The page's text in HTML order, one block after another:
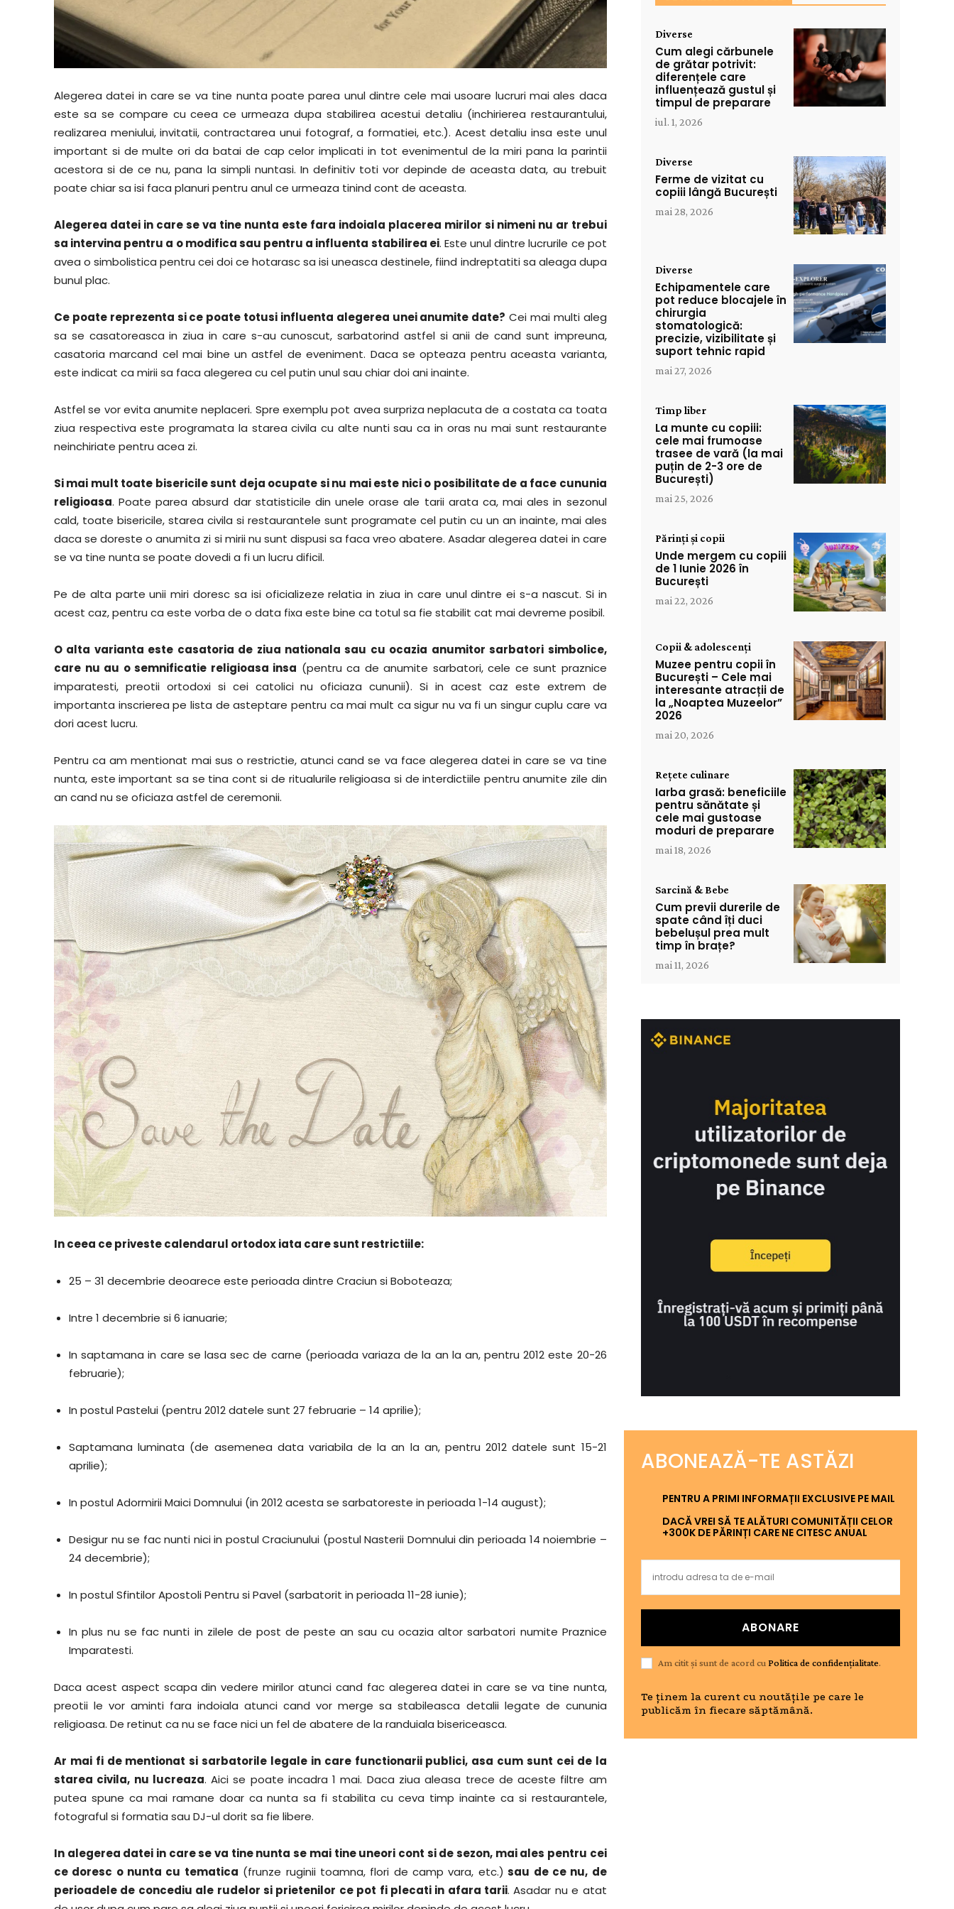
Alegerea datei in care se va tine nunta poate parea unul dintre cele mai usoare lucruri mai ales daca
este sa se compare cu ceea ce urmeaza dupa stabilirea acestui detaliu (inchirierea restaurantului,
realizarea meniului, invitatii, contractarea unui fotograf, a formatiei, etc.). Acest detaliu insa este unul
important si de multe ori da batai de cap celor implicati in tot evenimentul de la miri pana la parintii
acestora si de ce nu, pana la simpli nuntasi. In definitiv toti vor depinde de aceasta data, au trebuit
poate chiar sa isi faca planuri pentru anul ce urmeaza tinind cont de aceasta.
Alegerea datei in care se va tine nunta este fara indoiala placerea mirilor si nimeni nu ar trebui
sa intervina pentru a o modifica sau pentru a influenta stabilirea ei. Este unul dintre lucrurile ce pot
avea o simbolistica pentru cei doi ce hotarasc sa isi uneasca destinele, fiind indreptatiti sa aleaga dupa
bunul plac.
Ce poate reprezenta si ce poate totusi influenta alegerea unei anumite date? Cei mai multi aleg
sa se casatoreasca in ziua in care s-au cunoscut, sarbatorind astfel si anii de cand sunt impreuna,
casatoria marcand cel mai bine un astfel de eveniment. Daca se opteaza pentru aceasta varianta,
este indicat ca mirii sa faca alegerea cu cel putin unul sau chiar doi ani inainte.
Astfel se vor evita anumite neplaceri. Spre exemplu pot avea surpriza neplacuta de a costata ca toata
ziua respectiva este programata la starea civila cu alte nunti sau ca in oras nu mai sunt restaurante
neinchiriate pentru acea zi.
Si mai mult toate bisericile sunt deja ocupate si nu mai este nici o posibilitate de a face cununia
religioasa. Poate parea absurd dar statisticile din unele orase ale tarii arata ca, mai ales in sezonul
cald, toate bisericile, starea civila si restaurantele sunt programate cel putin cu un an inainte, mai ales
daca se doreste o anumita zi si mirii nu sunt dispusi sa faca vreo abatere. Asadar alegerea datei in care
se va tine nunta se poate dovedi a fi un lucru dificil.
Pe de alta parte unii miri doresc sa isi oficializeze relatia in ziua in care unul dintre ei s-a nascut. Si in
acest caz, pentru ca este vorba de o data fixa este bine ca totul sa fie stabilit cat mai devreme posibil.
O alta varianta este casatoria de ziua nationala sau cu ocazia anumitor sarbatori simbolice,
care nu au o semnificatie religioasa insa (pentru ca de anumite sarbatori, cele ce sunt praznice
imparatesti, preotii ortodoxi si cei catolici nu oficiaza cununii). Si in acest caz este extrem de
importanta inscrierea pe lista de asteptare pentru ca mai mult ca sigur nu va fi un singur cuplu care va
dori acest lucru.
Pentru ca am mentionat mai sus o restrictie, atunci cand se va face alegerea datei in care se va tine
nunta, este important sa se tina cont si de ritualurile religioasa si de interdictiile pentru anumite zile din
an cand nu se oficiaza astfel de ceremonii.
In ceea ce priveste calendarul ortodox iata care sunt restrictiile:
25 – 31 decembrie deoarece este perioada dintre Craciun si Boboteaza;
Intre 1 decembrie si 6 ianuarie;
In saptamana in care se lasa sec de carne (perioada variaza de la an la an, pentru 2012 este 20-26
februarie);
In postul Pastelui (pentru 2012 datele sunt 27 februarie – 14 aprilie);
Saptamana luminata (de asemenea data variabila de la an la an, pentru 2012 datele sunt 15-21
aprilie);
In postul Adormirii Maici Domnului (in 2012 acesta se sarbatoreste in perioada 1-14 august);
Desigur nu se fac nunti nici in postul Craciunului (postul Nasterii Domnului din perioada 14 noiembrie –
24 decembrie);
In postul Sfintilor Apostoli Pentru si Pavel (sarbatorit in perioada 11-28 iunie);
In plus nu se fac nunti in zilele de post de peste an sau cu ocazia altor sarbatori numite Praznice
Imparatesti.
Daca acest aspect scapa din vedere mirilor atunci cand fac alegerea datei in care se va tine nunta,
preotii le vor aminti fara indoiala atunci cand vor merge sa stabileasca detalii legate de cununia
religioasa. De retinut ca nu se face nici un fel de abatere de la randuiala bisericeasca.
Ar mai fi de mentionat si sarbatorile legale in care functionarii publici, asa cum sunt cei de la
starea civila, nu lucreaza. Aici se poate incadra 1 mai. Daca ziua aleasa trece de aceste filtre am
putea spune ca mai ramane doar ca nunta sa fi stabilita cu ceva timp inainte ca si restaurantele,
fotograful si formatia sau DJ-ul dorit sa fie libere.
In alegerea datei in care se va tine nunta se mai tine uneori cont si de sezon, mai ales pentru cei
ce doresc o nunta cu tematica (frunze ruginii toamna, flori de camp vara, etc.) sau de ce nu, de
perioadele de concediu ale rudelor si prietenilor ce pot fi plecati in afara tarii. Asadar nu e atat
Diverse
Cum alegi cărbunele
de grătar potrivit:
diferențele care
influențează gustul și
timpul de preparare
iul. 1, 2026
Diverse
Ferme de vizitat cu
copiii lângă București
mai 28, 2026
Diverse
Echipamentele care
pot reduce blocajele în
chirurgia
stomatologică:
precizie, vizibilitate și
suport tehnic rapid
mai 27, 2026
Timp liber
La munte cu copiii:
cele mai frumoase
trasee de vară (la mai
puțin de 2-3 ore de
București)
mai 25, 2026
Părinți și copii
Unde mergem cu copiii
de 1 Iunie 2026 în
București
mai 22, 2026
Copii & adolescenți
Muzee pentru copii în
București – Cele mai
interesante atracții de
la „Noaptea Muzeelor”
2026
mai 20, 2026
Rețete culinare
Iarba grasă: beneficiile
pentru sănătate și
cele mai gustoase
moduri de preparare
mai 18, 2026
Sarcină & Bebe
Cum previi durerile de
spate când îți duci
bebelușul prea mult
timp în brațe?
mai 11, 2026
ABONEAZĂ-TE ASTĂZI
PENTRU A PRIMI INFORMAȚII EXCLUSIVE PE MAIL
DACĂ VREI SĂ TE ALĂTURI COMUNITĂȚII CELOR
+300K DE PĂRINȚI CARE NE CITESC ANUAL
ABONARE
Am citit și sunt de acord cuPolitica de confidențialitate.
Te ținem la curent cu noutățile pe care le
publicăm în fiecare săptămână.